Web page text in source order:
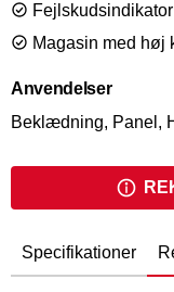
Fejlskudsindikator
Magasin med høj
Anvendelser
Beklædning, Panel,
Specifikationer